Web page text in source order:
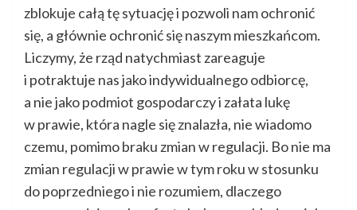
zblokuje całą tę sytuację i pozwoli nam ochronić
się, a głównie ochronić się naszym mieszkańcom.
Liczymy, że rząd natychmiast zareaguje
i potraktuje nas jako indywidualnego odbiorcę,
a nie jako podmiot gospodarczy i załata lukę
w prawie, która nagle się znalazła, nie wiadomo
czemu, pomimo braku zmian w regulacji. Bo nie ma
zmian regulacji w prawie w tym roku w stosunku
do poprzedniego i nie rozumiem, dlaczego